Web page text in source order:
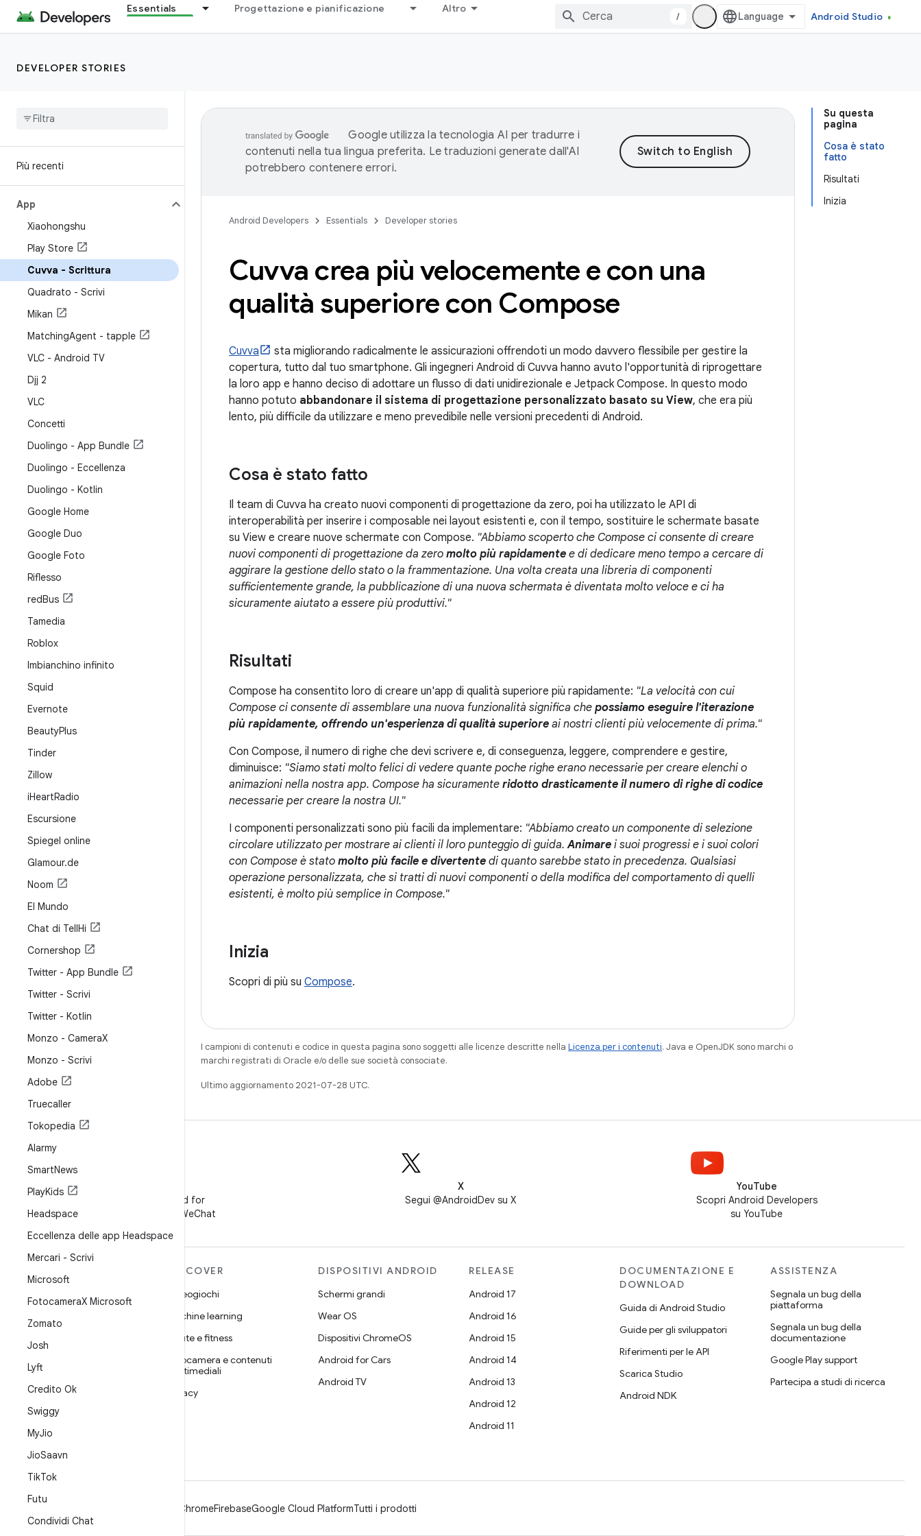
Essentials Progettazione e pianificazione Altro
/ Android Studio
DEVELOPER STORIES
Più recenti
App
Xiaohongshu
Play Store
Cuvva - Scrittura
Quadrato - Scrivi
Mikan
MatchingAgent - tapple
VLC - Android TV
Djj 2
VLC
Concetti
Duolingo - App Bundle
Duolingo - Eccellenza
Duolingo - Kotlin
Google Home
Google Duo
Google Foto
Riflesso
redBus
Tamedia
Roblox
Imbianchino infinito
Squid
Evernote
BeautyPlus
Tinder
Zillow
iHeartRadio
Escursione
Spiegel online
Glamour.de
Noom
El Mundo
Chat di TellHi
Cornershop
Twitter - App Bundle
Twitter - Scrivi
Twitter - Kotlin
Monzo - CameraX
Monzo - Scrivi
Adobe
Truecaller
Tokopedia
Alarmy
SmartNews
PlayKids
Headspace
Eccellenza delle app Headspace
Mercari - Scrivi
Microsoft
FotocameraX Microsoft
Zomato
Josh
Lyft
Credito Ok
Swiggy
MyJio
JioSaavn
TikTok
Futu
Condividi Chat
Su questa
pagina
Cosa è stato
fatto
Risultati
Inizia
Google utilizza la tecnologia AI per tradurre i
contenuti nella tua lingua preferita. Le traduzioni generate dall'AI
potrebbero contenere errori.
Android Developers Essentials Developer stories
Cuvva crea più velocemente e con una
qualità superiore con Compose
Cuvva
sta migliorando radicalmente le assicurazioni offrendoti un modo davvero flessibile per gestire la
copertura, tutto dal tuo smartphone. Gli ingegneri Android di Cuvva hanno avuto l'opportunità di riprogettare
la loro app e hanno deciso di adottare un flusso di dati unidirezionale e Jetpack Compose. In questo modo
hanno potuto abbandonare il sistema di progettazione personalizzato basato su View, che era più
lento, più difficile da utilizzare e meno prevedibile nelle versioni precedenti di Android.
Cosa è stato fatto
Il team di Cuvva ha creato nuovi componenti di progettazione da zero, poi ha utilizzato le API di
interoperabilità per inserire i composable nei layout esistenti e, con il tempo, sostituire le schermate basate
su View e creare nuove schermate con Compose. "Abbiamo scoperto che Compose ci consente di creare
nuovi componenti di progettazione da zero molto più rapidamente e di dedicare meno tempo a cercare di
aggirare la gestione dello stato o la frammentazione. Una volta creata una libreria di componenti
sufficientemente grande, la pubblicazione di una nuova schermata è diventata molto veloce e ci ha
sicuramente aiutato a essere più produttivi."
Risultati
Compose ha consentito loro di creare un'app di qualità superiore più rapidamente: "La velocità con cui
Compose ci consente di assemblare una nuova funzionalità significa che possiamo eseguire l'iterazione
più rapidamente, offrendo un'esperienza di qualità superiore ai nostri clienti più velocemente di prima."
Con Compose, il numero di righe che devi scrivere e, di conseguenza, leggere, comprendere e gestire,
diminuisce: "Siamo stati molto felici di vedere quante poche righe erano necessarie per creare elenchi o
animazioni nella nostra app. Compose ha sicuramente ridotto drasticamente il numero di righe di codice
necessarie per creare la nostra UI."
I componenti personalizzati sono più facili da implementare: "Abbiamo creato un componente di selezione
circolare utilizzato per mostrare ai clienti il loro punteggio di guida.Animare i suoi progressi e i suoi colori
con Compose è stato molto più facile e divertente di quanto sarebbe stato in precedenza. Qualsiasi
operazione personalizzata, che si tratti di nuovi componenti o della modifica del comportamento di quelli
esistenti, è molto più semplice in Compose."
Inizia
Scopri di più su Compose.
I campioni di contenuti e codice in questa pagina sono soggetti alle licenze descritte nella Licenza per i contenuti. Java e OpenJDK sono marchi o
marchi registrati di Oracle e/o delle sue società consociate.
Ultimo aggiornamento 2021-07-28 UTC.
Segui Android for
Developers su WeChat
X
Segui @AndroidDev su X
YouTube
Scopri Android Developers
su YouTube
INFORMAZIONI SU
ANDROID
Android
Android for Enterprise
Sicurezza
Source
Notizie
Blog
Podcast
DISCOVER
Videogiochi
Machine learning
Salute e fitness
Fotocamera e contenuti
multimediali
Privacy
DISPOSITIVI ANDROID
Schermi grandi
Wear OS
Dispositivi ChromeOS
Android for Cars
Android TV
RELEASE
Android 17
Android 16
Android 15
Android 14
Android 13
Android 12
Android 11
DOCUMENTAZIONE E
DOWNLOAD
Guida di Android Studio
Guide per gli sviluppatori
Riferimenti per le API
Scarica Studio
Android NDK
ASSISTENZA
Segnala un bug della
piattaforma
Segnala un bug della
documentazione
Google Play support
Partecipa a studi di ricerca
ChromeFirebaseGoogle Cloud PlatformTutti i prodotti